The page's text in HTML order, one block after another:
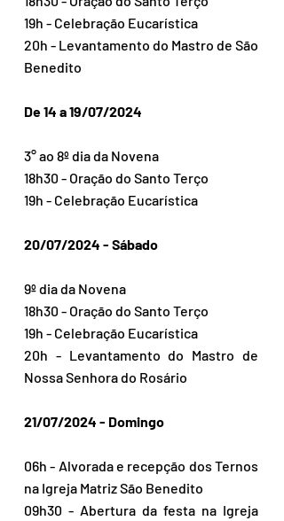
19h - Celebração Eucarística
20h - Levantamento do Mastro de São
Benedito
De 14 a 19/07/2024
3° ao 8º dia da Novena
18h30 - Oração do Santo Terço
19h - Celebração Eucarística
20/07/2024 - Sábado
9º dia da Novena
18h30 - Oração do Santo Terço
19h - Celebração Eucarística
20h - Levantamento do Mastro de
Nossa Senhora do Rosário
21/07/2024 - Domingo
06h - Alvorada e recepção dos Ternos
na Igreja Matriz São Benedito
09h30 - Abertura da festa na Igreja